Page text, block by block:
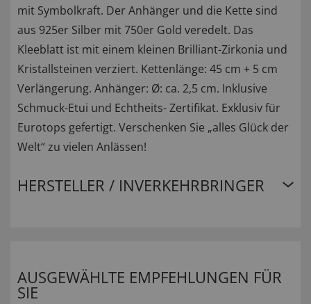
mit Symbolkraft. Der Anhänger und die Kette sind
aus 925er Silber mit 750er Gold veredelt. Das
Kleeblatt ist mit einem kleinen Brilliant-Zirkonia und
Kristallsteinen verziert. Kettenlänge: 45 cm + 5 cm
Verlängerung. Anhänger: Ø: ca. 2,5 cm. Inklusive
Schmuck-Etui und Echtheits- Zertifikat. Exklusiv für
Eurotops gefertigt. Verschenken Sie „alles Glück der
Welt“ zu vielen Anlässen!
HERSTELLER / INVERKEHRBRINGER
AUSGEWÄHLTE EMPFEHLUNGEN FÜR
SIE